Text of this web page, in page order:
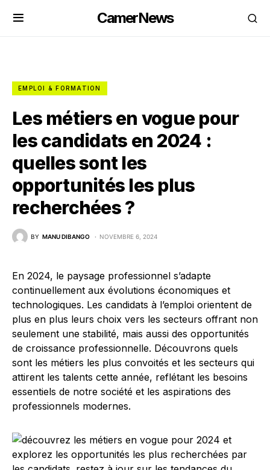
CamerNews
EMPLOI & FORMATION
Les métiers en vogue pour
les candidats en 2024 :
quelles sont les
opportunités les plus
recherchées ?
BY MANU DIBANGO NOVEMBRE 6, 2024
En 2024, le paysage professionnel s’adapte
continuellement aux évolutions économiques et
technologiques. Les candidats à l’emploi orientent de
plus en plus leurs choix vers les secteurs offrant non
seulement une stabilité, mais aussi des opportunités
de croissance professionnelle. Découvrons quels
sont les métiers les plus convoités et les secteurs qui
attirent les talents cette année, reflétant les besoins
essentiels de notre société et les aspirations des
professionnels modernes.